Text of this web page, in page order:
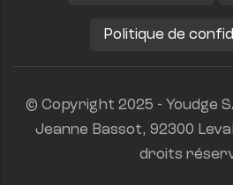
Politique de
© Copyright 2025 - Youdge
Jeanne Bassot, 92300
droits